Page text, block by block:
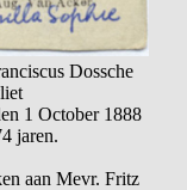
Dossche
1 October 1888
jaren.
aan Mevr. Fritz